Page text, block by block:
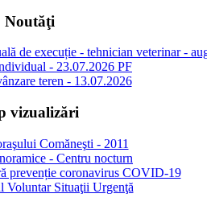
Noutăţi
de execuție - tehnician veterinar -
- 23.07.2026 PF
teren - 13.07.2026
vizualizări
Comăneşti - 2011
- Centru nocturn
prevenție coronavirus COVID-19
Voluntar Situaţii Urgenţă